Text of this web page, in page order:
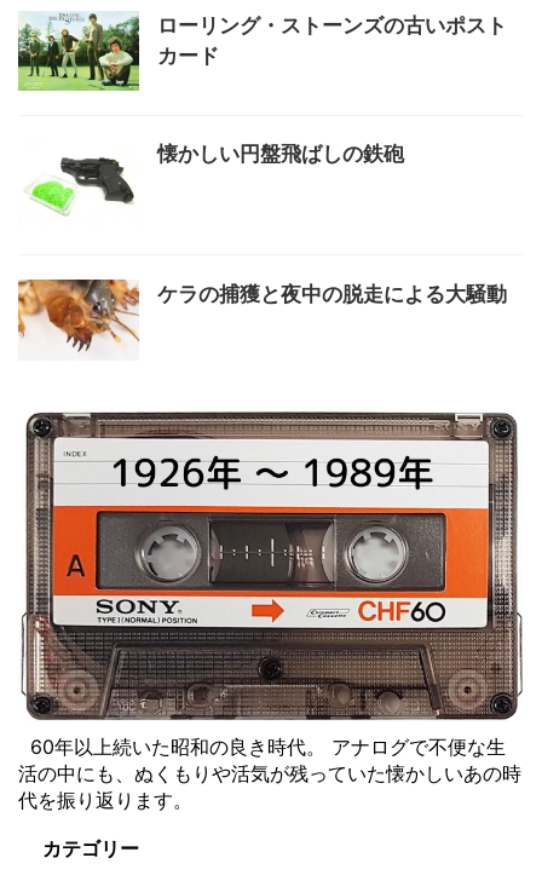
ローリング・ストーンズの古いポスト
カード
懐かしい円盤飛ばしの鉄砲
ケラの捕獲と夜中の脱走による大騒動
60年以上続いた昭和の良き時代。 アナログで不便な生
活の中にも、ぬくもりや活気が残っていた懐かしいあの時
代を振り返ります。
カテゴリー